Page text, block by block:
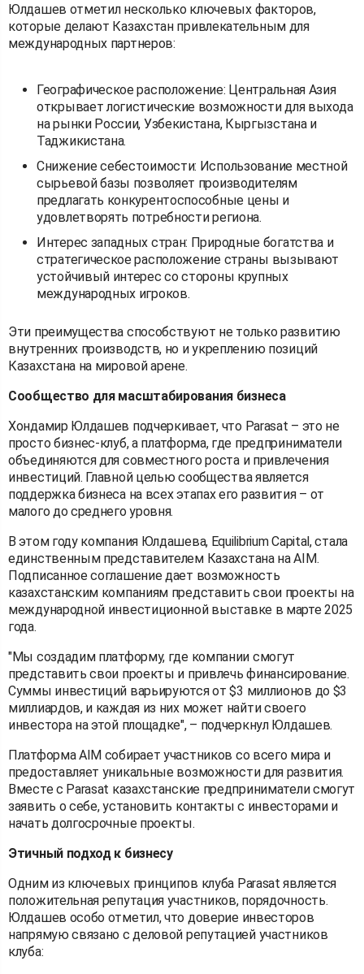
Юлдашев отметил несколько ключевых факторов,
которые делают Казахстан привлекательным для
международных партнеров:
Географическое расположение: Центральная Азия
открывает логистические возможности для выхода
на рынки России, Узбекистана, Кыргызстана и
Таджикистана.
Снижение себестоимости: Использование местной
сырьевой базы позволяет производителям
предлагать конкурентоспособные цены и
удовлетворять потребности региона.
Интерес западных стран: Природные богатства и
стратегическое расположение страны вызывают
устойчивый интерес со стороны крупных
международных игроков.
Эти преимущества способствуют не только развитию
внутренних производств, но и укреплению позиций
Казахстана на мировой арене.
Сообщество для масштабирования бизнеса
Хондамир Юлдашев подчеркивает, что Parasat – это не
просто бизнес-клуб, а платформа, где предприниматели
объединяются для совместного роста и привлечения
инвестиций. Главной целью сообщества является
поддержка бизнеса на всех этапах его развития – от
малого до среднего уровня.
В этом году компания Юлдашева, Equilibrium Capital, стала
единственным представителем Казахстана на AIM.
Подписанное соглашение дает возможность
казахстанским компаниям представить свои проекты на
международной инвестиционной выставке в марте 2025
года.
"Мы создадим платформу, где компании смогут
представить свои проекты и привлечь финансирование.
Суммы инвестиций варьируются от $3 миллионов до $3
миллиардов, и каждая из них может найти своего
инвестора на этой площадке", – подчеркнул Юлдашев.
Платформа AIM собирает участников со всего мира и
предоставляет уникальные возможности для развития.
Вместе с Parasat казахстанские предприниматели смогут
заявить о себе, установить контакты с инвесторами и
начать долгосрочные проекты.
Этичный подход к бизнесу
Одним из ключевых принципов клуба Parasat является
положительная репутация участников, порядочность.
Юлдашев особо отметил, что доверие инвесторов
напрямую связано с деловой репутацией участников
клуба: